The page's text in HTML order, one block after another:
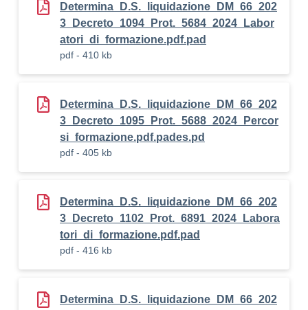
Determina_D.S._liquidazione_DM_66_202
3_Decreto_1094_Prot._5684_2024_Labor
atori_di_formazione.pdf.pad
pdf - 410 kb
Determina_D.S._liquidazione_DM_66_202
3_Decreto_1095_Prot._5688_2024_Percor
si_formazione.pdf.pades.pd
pdf - 405 kb
Determina_D.S._liquidazione_DM_66_202
3_Decreto_1102_Prot._6891_2024_Labora
tori_di_formazione.pdf.pad
pdf - 416 kb
Determina_D.S._liquidazione_DM_66_202